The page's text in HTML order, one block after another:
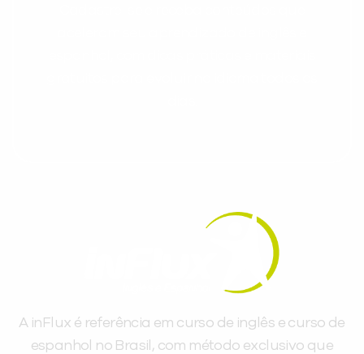
A inFlux é referência em curso de inglês e curso de
espanhol no Brasil, com método exclusivo que